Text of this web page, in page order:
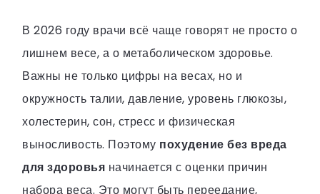
В 2026 году врачи всё чаще говорят не просто о
лишнем весе, а о метаболическом здоровье.
Важны не только цифры на весах, но и
окружность талии, давление, уровень глюкозы,
холестерин, сон, стресс и физическая
выносливость. Поэтому похудение без вреда
для здоровья начинается с оценки причин
набора веса. Это могут быть переедание,